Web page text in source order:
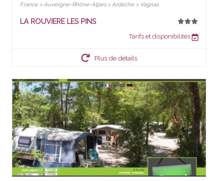
France > Auvergne-Rhône-Alpes > Ardèche > Vagnas
LA ROUVIERE LES PINS
Tarifs et disponibilités
Plus de détails